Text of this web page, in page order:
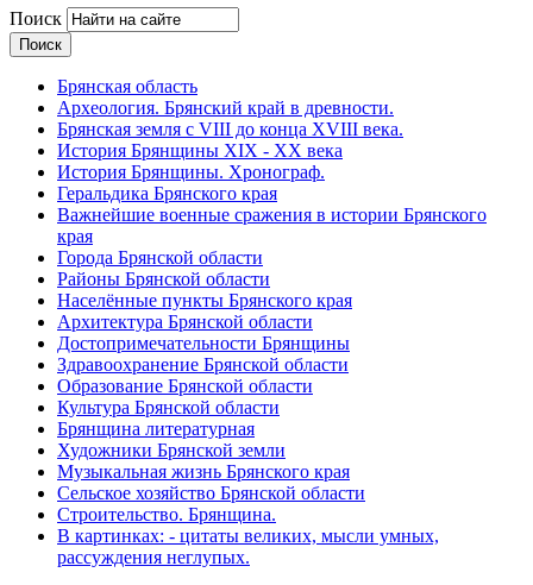
Поиск
Брянская область
Археология. Брянский край в древности.
Брянская земля с VIII до конца XVIII века.
История Брянщины XIX - XX века
История Брянщины. Хронограф.
Геральдика Брянского края
Важнейшие военные сражения в истории Брянского
края
Города Брянской области
Районы Брянской области
Населённые пункты Брянского края
Архитектура Брянской области
Достопримечательности Брянщины
Здравоохранение Брянской области
Образование Брянской области
Культура Брянской области
Брянщина литературная
Художники Брянской земли
Музыкальная жизнь Брянского края
Сельское хозяйство Брянской области
Строительство. Брянщина.
В картинках: - цитаты великих, мысли умных,
рассуждения неглупых.